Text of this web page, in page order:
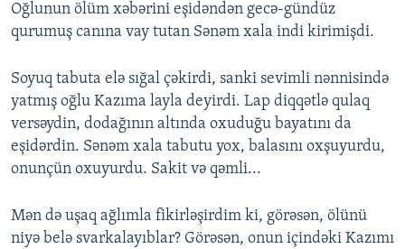
Oğlunun ölüm xəbərini eşidəndən gecə-gündüz
qurumuş canına vay tutan Sənəm xala indi kirimişdi.
Soyuq tabuta elə sığal çəkirdi, sanki sevimli nənnisində
yatmış oğlu Kazıma layla deyirdi. Lap diqqətlə qulaq
versəydin, dodağının altında oxuduğu bayatını da
eşidərdin. Sənəm xala tabutu yox, balasını oxşuyurdu,
onunçün oxuyurdu. Sakit və qəmli...
Mən də uşaq ağlımla fikirləşirdim ki, görəsən, ölünü
niyə belə svarkalayıblar? Görəsən, onun içindəki Kazımı